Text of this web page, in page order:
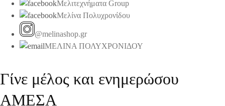
Μελιτεχνήματα Group
Μελίνα Πολυχρονίδου
@melinashop.gr
ΜΕΛΙΝΑ ΠΟΛΥΧΡΟΝΙΔΟΥ
Γίνε μέλος και ενημερώσου
ΑΜΕΣΑ